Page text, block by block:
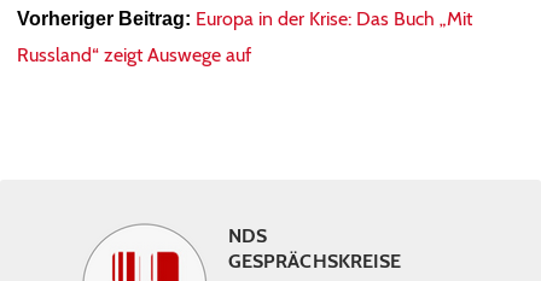
Vorheriger Beitrag: Europa in der Krise: Das Buch „Mit
Russland“ zeigt Auswege auf
NDS
GESPRÄCHSKREISE